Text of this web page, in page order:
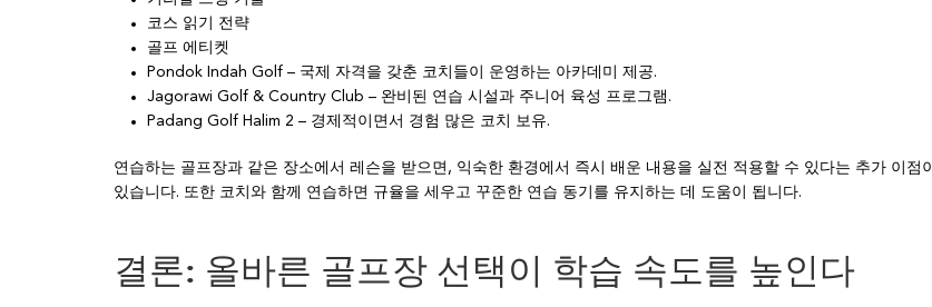
코스 읽기 전략
골프 에티켓
Pondok Indah Golf – 국제 자격을 갖춘 코치들이 운영하는 아카데미 제공.
Jagorawi Golf & Country Club – 완비된 연습 시설과 주니어 육성 프로그램.
Padang Golf Halim 2 – 경제적이면서 경험 많은 코치 보유.
연습하는 골프장과 같은 장소에서 레슨을 받으면, 익숙한 환경에서 즉시 배운 내용을 실전 적용할 수 있다는 추가 이점이
있습니다. 또한 코치와 함께 연습하면 규율을 세우고 꾸준한 연습 동기를 유지하는 데 도움이 됩니다.
결론: 올바른 골프장 선택이 학습 속도를 높인다